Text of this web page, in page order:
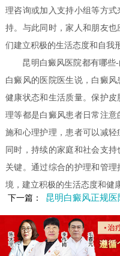
理咨询或加入支持小组等方
持。与此同时，家人和朋友
们建立积极的生活态度和自我
昆明白癜风医院都有哪些-
白癜风的医院医生说，白癜
健康状态和生活质量。保护
理等都是白癜风患者日常注
施和心理护理，患者可以减轻
同时，持续的家庭和社会支
关键。通过综合的护理和管
境，建立积极的生活态度和健
下一篇：
昆明白癜风正规医院-